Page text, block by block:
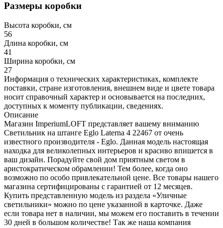
Размеры коробки
Высота коробки, см
56
Длина коробки, см
41
Ширина коробки, см
27
Информация о технических характеристиках, комплекте
поставки, стране изготовления, внешнем виде и цвете товара
носит справочный характер и основывается на последних,
доступных к моменту публикации, сведениях.
Описание
Магазин ImperiumLOFT представляет вашему вниманию
Светильник на штанге Eglo Laterna 4 22467 от очень
известного производителя - Eglo. Данная модель настоящая
находка для великолепных интерьеров и красиво впишется в
ваш дизайн. Порадуйте свой дом приятным светом в
аристократическом обрамлении! Тем более, когда оно
возможно по особо привлекательной цене. Все товары нашего
магазина сертифицированы с гарантией от 12 месяцев.
Купить представленную модель из раздела «Уличные
светильники» можно по цене указанной в карточке. Даже
если товара нет в наличии, мы можем его поставить в течении
30 дней в большом количестве! Так же наша компания